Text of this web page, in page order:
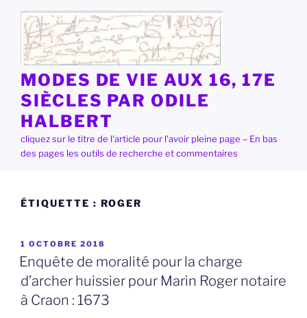
contenu
principal
MODES DE VIE AUX 16, 17E
SIÈCLES PAR ODILE
HALBERT
cliquez sur le titre de l'article pour l'avoir pleine page – En bas
des pages les outils de recherche et commentaires
ÉTIQUETTE : ROGER
PUBLIÉ
LE
1 OCTOBRE 2018
Enquête de moralité pour la charge
d’archer huissier pour Marin Roger notaire
à Craon : 1673